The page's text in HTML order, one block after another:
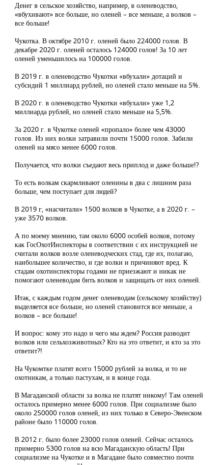
Денег в сельское хозяйство, например, в оленеводство,
«вбухивают» все больше, но оленей – все меньше, а волков –
все больше!
Чукотка. В октябре 2010 г. оленей было 224000 голов. В
декабре 2020 г. оленей осталось 124000 голов! За 10 лет
оленей уменьшилось на 100000 голов.
В 2019 г. в оленеводство Чукотки «вбухали» дотаций и
субсидий 1 миллиард рублей, но оленей стало меньше на 5%.
В 2020 г. в оленеводство Чукотки «вбухали» уже 1,2
миллиарда рублей, но оленей стало меньше на 5,5%.
За 2020 г. в Чукотке оленей «пропало» более чем 43000
голов. Из них волки затравили почти 15000 голов. Забили
оленей на мясо менее 6000 голов.
Получается, что волки съедают весь приплод и даже больше!?
То есть волкам скармливают оленины в два с лишним раза
больше, чем поступает для людей?
В 2019 г, «насчитали» 1500 волков в Чукотке, а в 2020 г. –
уже 3570 волков.
А по моему мнению, там около 6000 особей волков, потому
как ГосОхотИнспекторы в соответствии с их инструкцией не
считали волков возле оленеводческих стад, где их, полагаю,
наибольшее количество, и где волки и причиняют вред. К
стадам охотинспекторы годами не приезжают и никак не
помогают оленеводам бить волков и защищать от них оленей.
Итак, с каждым годом денег оленеводам (сельскому хозяйству)
выделяется все больше, но оленей становится все меньше, а
волков – все больше!
И вопрос: кому это надо и чего мы ждем? Россия разводит
волков или сельхозживотных? Кто на это ответит, и кто за это
ответит?!
На Чукомтке платят всего 15000 рублей за волка, и то не
охотникам, а только пастухам, и в конце года.
В Магаданской области за волка не платят никому! Там оленей
осталось примерно менее 6000 голов. При социализме было
около 250000 голов оленей, из них только в Северо-Эвенском
районе было 110000 голов.
В 2012 г. было более 23000 голов оленей. Сейчас осталось
примерно 5300 голов на всю Магаданскую область! При
социализме на Чукотке и в Магадане было совместно почти